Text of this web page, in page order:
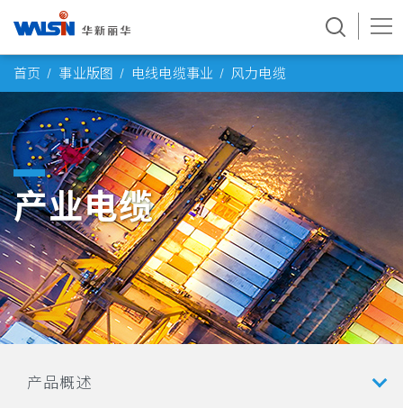
首页 事业版图 电线电缆事业 风力电缆
产业电缆